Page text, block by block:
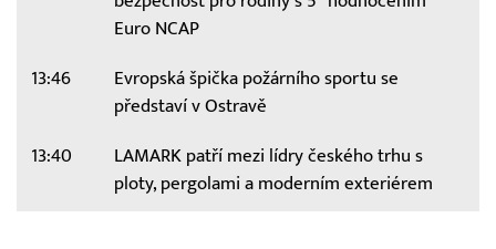
Euro NCAP
13:46
Evropská špička požárního sportu se
představí v Ostravě
13:40
LAMARK patří mezi lídry českého trhu s
ploty, pergolami a moderním exteriérem